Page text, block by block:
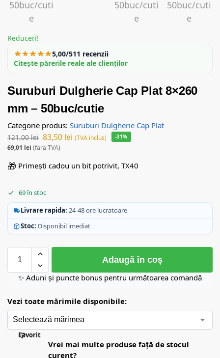
Reduceri!
5,00/511 recenzii
Citește părerile reale ale clienților
Suruburi Dulgherie Cap Plat 8×260
mm – 50buc/cutie
Categorie produs: Suruburi Dulgherie Cap Plat
121,00lei 83,50 lei (TVA inclus)
69,01 lei (fără TVA)
-31%
🎁 Primești cadou un bit potrivit, TX40
69 în stoc
Livrare rapida: 24-48 ore lucratoare
Stoc: Disponibil imediat
Adaugă în coș
✨ Aduni și puncte bonus pentru următoarea comandă
Vezi toate mărimile disponibile:
Favorit
Vrei mai multe produse față de stocul
curent?